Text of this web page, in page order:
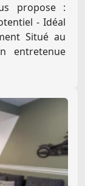
propose :
- Idéal
Situé au
entretenue